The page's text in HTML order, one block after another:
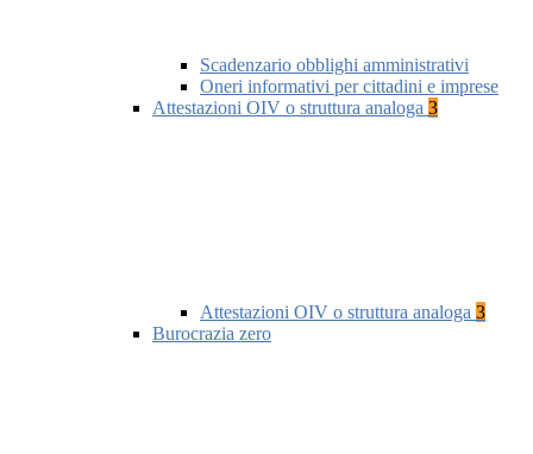
Scadenzario obblighi amministrativi
Oneri informativi per cittadini e imprese
Attestazioni OIV o struttura analoga 3
Attestazioni OIV o struttura analoga 3
Burocrazia zero